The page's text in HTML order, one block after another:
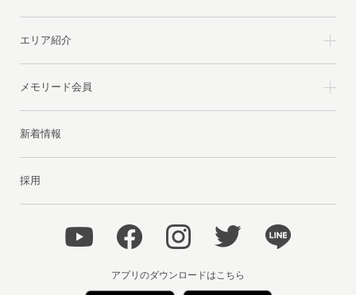
エリア紹介
メモリード会員
新着情報
採用
アプリのダウンロードはこちら